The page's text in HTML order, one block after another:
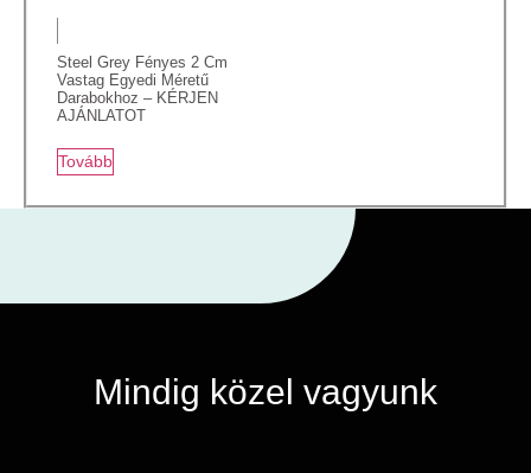
Steel Grey Fényes 2 Cm
Vastag Egyedi Méretű
Darabokhoz – KÉRJEN
AJÁNLATOT
Tovább
Mindig közel vagyunk